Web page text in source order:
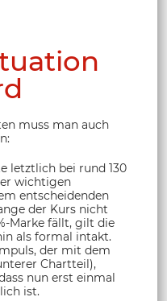
muss man auch
letztlich bei rund 130
wichtigen
entscheidenden
der Kurs nicht
Marke fällt, gilt die
als formal intakt.
der mit dem
Chartteil),
nun erst einmal
ist.